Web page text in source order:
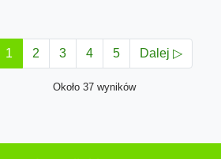
1 2 3 4 5 Dalej ▷
Około 37 wyników